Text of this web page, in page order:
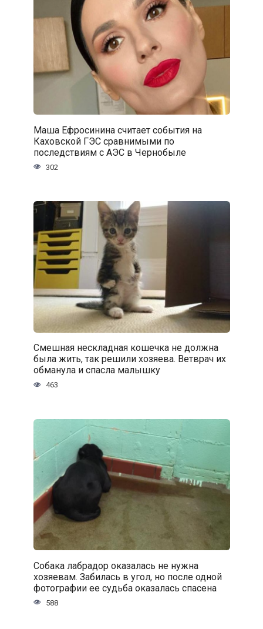
Маша Ефросинина считает события на
Каховской ГЭС сравнимыми по
последствиям с АЭС в Чернобыле
302
Смешная нескладная кошечка не должна
была жить, так решили хозяева. Ветврач их
обманула и спасла малышку
463
Собака лабрадор оказалась не нужна
хозяевам. Забилась в угол, но после одной
фотографии ее судьба оказалась спасена
588